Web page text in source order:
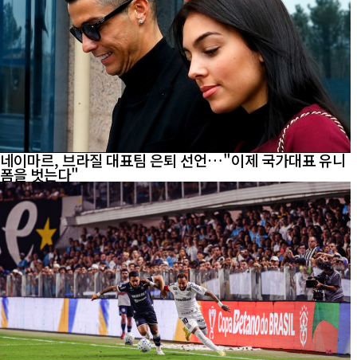
네이마르, 브라질 대표팀 은퇴 선언…"이제 국가대표 유니
폼을 벗는다"